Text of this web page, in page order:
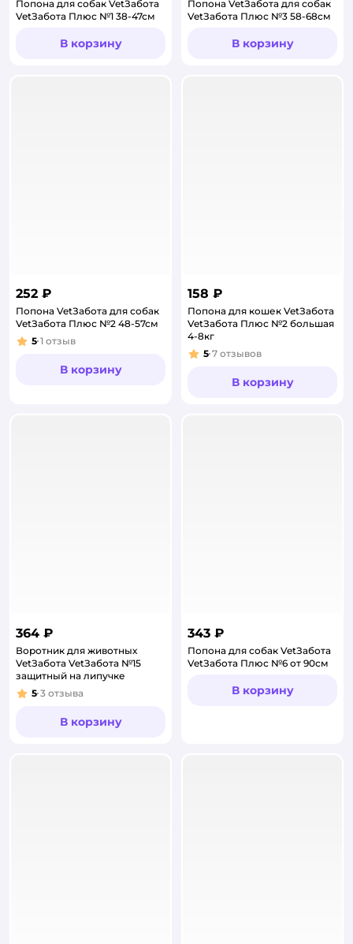
Попона для собак VetЗабота
VetЗабота Плюс №1 38-47см
В корзину
Попона VetЗабота для собак
VetЗабота Плюс №3 58-68см
В корзину
252 ₽
Попона VetЗабота для собак
VetЗабота Плюс №2 48-57см
Рейтинг:
5 1 отзыв
В корзину
158 ₽
Попона для кошек VetЗабота
VetЗабота Плюс №2 большая
4-8кг
Рейтинг:
5 7 отзывов
В корзину
364 ₽
Воротник для животных
VetЗабота VetЗабота №15
защитный на липучке
Рейтинг:
5 3 отзыва
В корзину
343 ₽
Попона для собак VetЗабота
VetЗабота Плюс №6 от 90см
В корзину